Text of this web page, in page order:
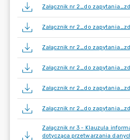
Załącznik nr 2_do
Załącznik nr 2_do
Załącznik nr 2_do
Załącznik nr 2_do
Załącznik nr 2_do
Załącznik nr 2_do
Załącznik nr 3 - Klauzula
dotycząca przetwarzania